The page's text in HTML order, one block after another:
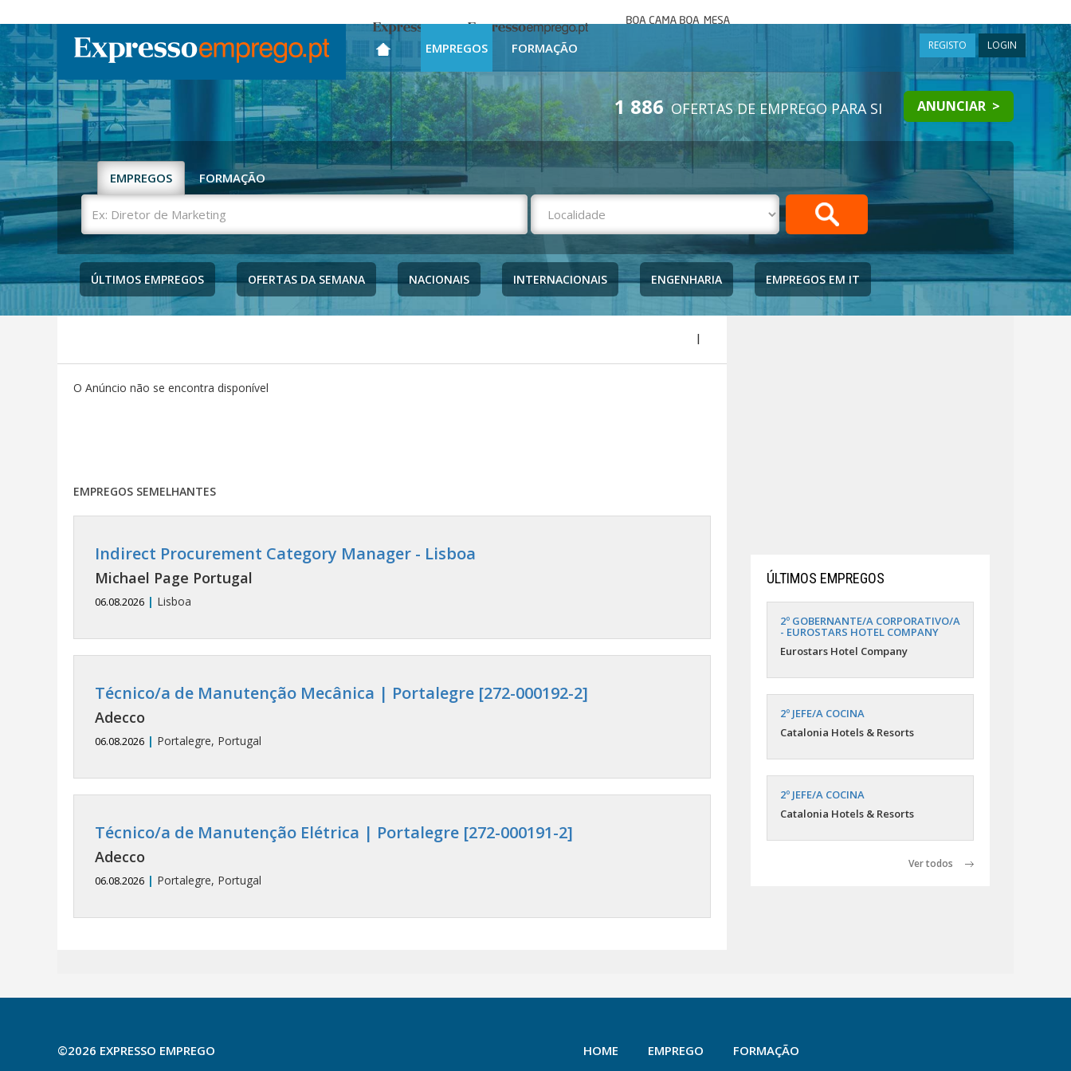
Expresso Expresso Emprego
mesa
EMPREGOS FORMAÇÃO REGISTO LOGIN
1 886 OFERTAS DE EMPREGO PARA SI ANUNCIAR >
EMPREGOS FORMAÇÃO
Ex:
Diretor
de
ÚLTIMOS EMPREGOS
OFERTAS DA SEMANA NACIONAIS INTERNACIONAIS ENGENHARIA EMPREGOS EM IT
|
O Anúncio não se encontra disponível
EMPREGOS SEMELHANTES
Indirect Procurement Category Manager - Lisboa
Michael Page Portugal
06.08.2026 | Lisboa
Técnico/a de Manutenção Mecânica | Portalegre [272-000192-2]
Adecco
06.08.2026 | Portalegre, Portugal
Técnico/a de Manutenção Elétrica | Portalegre [272-000191-2]
Adecco
06.08.2026 | Portalegre, Portugal
ÚLTIMOS EMPREGOS
2º GOBERNANTE/A CORPORATIVO/A
- EUROSTARS HOTEL COMPANY
Eurostars Hotel Company
2º JEFE/A COCINA
Catalonia Hotels & Resorts
2º JEFE/A COCINA
Catalonia Hotels & Resorts
Ver todos
©2026 EXPRESSO EMPREGO HOME EMPREGO FORMAÇÃO